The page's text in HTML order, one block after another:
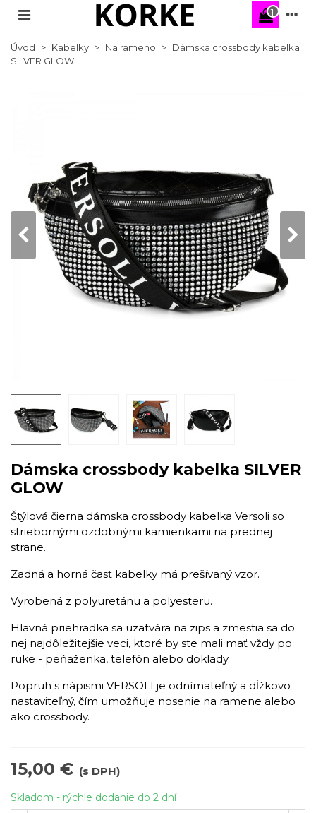
1
Úvod > Kabelky > Na rameno > Dámska crossbody kabelka
SILVER GLOW
Dámska crossbody kabelka SILVER
GLOW
Štýlová čierna dámska crossbody kabelka Versoli so
striebornými ozdobnými kamienkami na prednej
strane.
Zadná a horná časť kabelky má prešívaný vzor.
Vyrobená z polyuretánu a polyesteru.
Hlavná priehradka sa uzatvára na zips a zmestia sa do
nej najdôležitejšie veci, ktoré by ste mali mať vždy po
ruke - peňaženka, telefón alebo doklady.
Popruh s nápismi VERSOLI je odnímateľný a dĺžkovo
nastaviteľný, čím umožňuje nosenie na ramene alebo
ako crossbody.
15,00 € (s DPH)
Skladom - rýchle dodanie do 2 dní